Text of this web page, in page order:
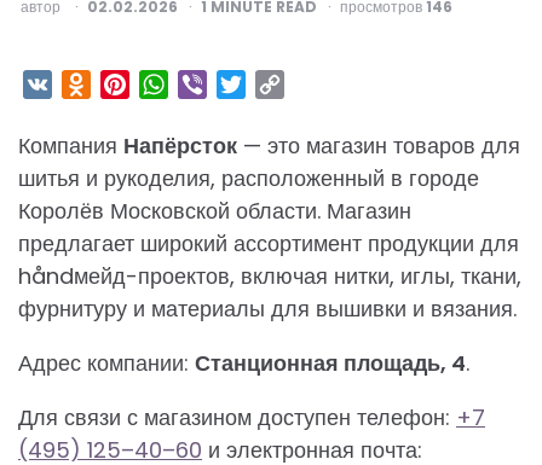
ОПУБЛИКОВАНО
автор 02.02.2026 1 MINUTE READ просмотров 146
VK Odnoklassniki
PinterestWhatsApp
Viber Twitter
Компания Напёрсток — это магазин товаров для
шитья и рукоделия, расположенный в городе
Королёв Московской области. Магазин
предлагает широкий ассортимент продукции для
håndмейд-проектов, включая нитки, иглы, ткани,
фурнитуру и материалы для вышивки и вязания.
Адрес компании: Станционная площадь, 4.
Для связи с магазином доступен телефон: +7
(495) 125–40–60 и электронная почта: